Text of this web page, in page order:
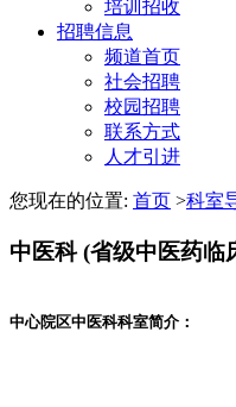
培训招收
招聘信息
频道首页
社会招聘
校园招聘
联系方式
人才引进
您现在的位置: 首页 >科室
中医科(省级中医药临
中心院区中医科科室简介：